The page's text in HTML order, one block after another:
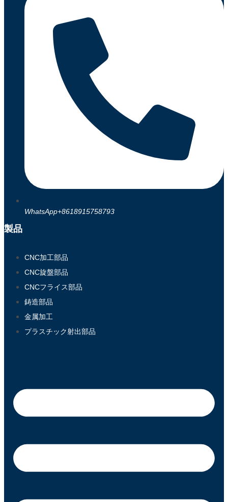
WhatsApp+8618915758793
製品
CNC加工部品
CNC旋盤部品
CNCフライス部品
鋳造部品
金属加工
プラスチック射出部品